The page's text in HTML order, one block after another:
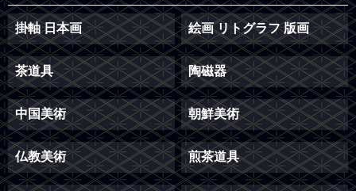
掛軸 日本画 絵画 リトグラフ 版画
茶道具 陶磁器
中国美術 朝鮮美術
仏教美術 煎茶道具